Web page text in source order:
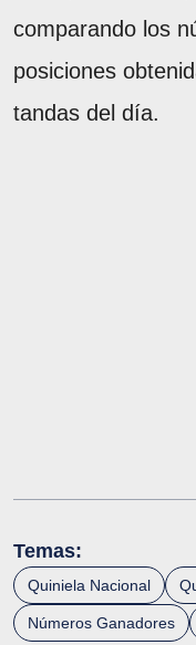
comparando los
posiciones
tandas del día.
Temas:
Quiniela Nacional
Números Ganadores